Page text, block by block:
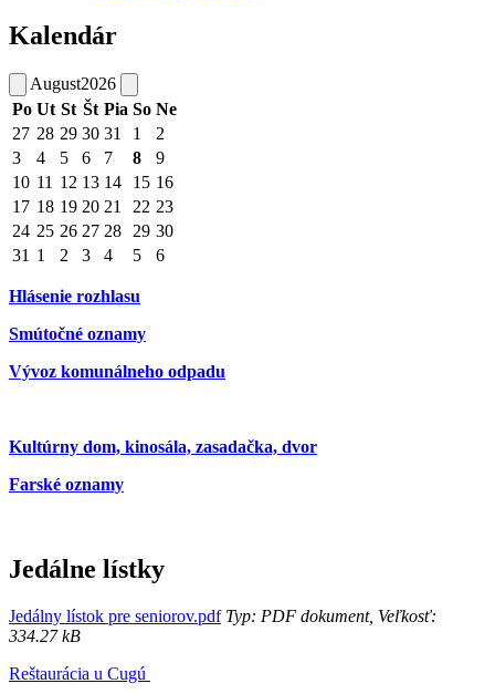
Kalendár
August2026
Po Ut St Št Pia So Ne
27 28 29 30 31 1
2
3
4 5 6 7 8
9
10 11 12 13 14 15 16
17 18 19 20 21 22 23
24 25 26 27 28 29 30
31 1 2 3 4 5 6
Hlásenie rozhlasu
Smútočné oznamy
Vývoz komunálneho odpadu
Kultúrny dom, kinosála, zasadačka, dvor
Farské oznamy
Jedálne lístky
Jedálny lístok pre seniorov.pdfTyp: PDF dokument, Veľkosť:
334.27 kB
Reštaurácia u Cugú